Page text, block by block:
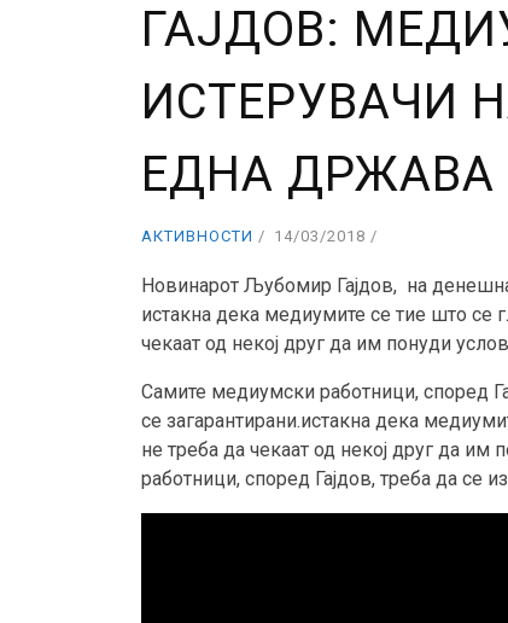
ГАЈДОВ:
ИСТЕРУВАЧИ
ЕДНА ДРЖАВА
АКТИВНОСТИ 14/03/2018
Новинарот Љубомир Гајдов, на
истакна дека медиумите се тие што се
чекаат од некој друг да им понуди
Самите медиумски работници, според
се загарантирани.истакна дека
не треба да чекаат од некој друг да
работници, според Гајдов, треба да се